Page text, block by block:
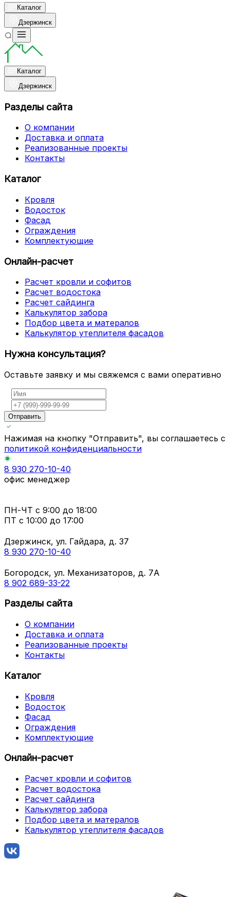
Каталог
Дзержинск
Каталог
Дзержинск
Разделы сайта
О компании
Доставка и оплата
Реализованные проекты
Контакты
Каталог
Кровля
Водосток
Фасад
Ограждения
Комплектующие
Онлайн-расчет
Расчет кровли и софитов
Расчет водостока
Расчет сайдинга
Калькулятор забора
Подбор цвета и матералов
Калькулятор утеплителя фасадов
Нужна консультация?
Оставьте заявку и мы свяжемся с вами оперативно
Отправить
Нажимая на кнопку "Отправить", вы соглашаетесь с
политикой конфиденциальности
8 930 270-10-40
офис менеджер
ПН-ЧТ с 9:00 до 18:00
ПТ с 10:00 до 17:00
Дзержинск, ул. Гайдара, д. 37
8 930 270-10-40
Богородск, ул. Механизаторов, д. 7А
8 902 689-33-22
Разделы сайта
О компании
Доставка и оплата
Реализованные проекты
Контакты
Каталог
Кровля
Водосток
Фасад
Ограждения
Комплектующие
Онлайн-расчет
Расчет кровли и софитов
Расчет водостока
Расчет сайдинга
Калькулятор забора
Подбор цвета и матералов
Калькулятор утеплителя фасадов